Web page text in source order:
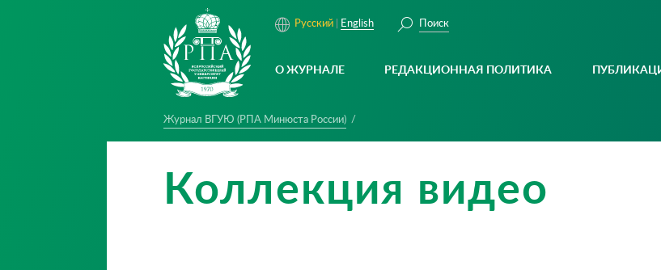
Русский English Поиск
О ЖУРНАЛЕ РЕДАКЦИОННАЯ ПОЛИТИКА
Журнал ВГУЮ (РПА Минюста России)
Коллекция видео